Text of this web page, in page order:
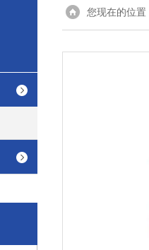
您现在的位置